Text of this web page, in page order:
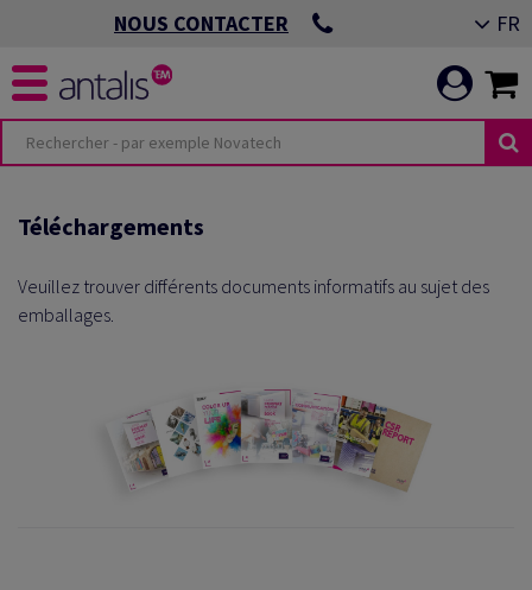
NOUS CONTACTER FR
Téléchargements
Veuillez trouver différents documents informatifs au sujet des
emballages.